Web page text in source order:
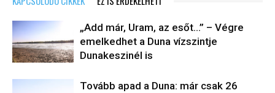
„Add már, Uram, az esőt…” – Végre
emelkedhet a Duna vízszintje
Dunakeszinél is
Tovább apad a Duna: már csak 26